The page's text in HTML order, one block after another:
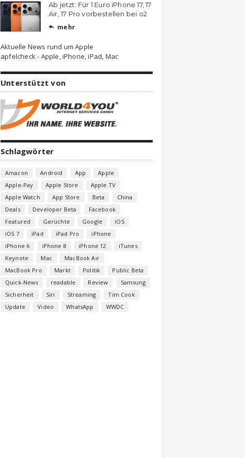
Ab jetzt: Für 1 Euro iPhone 17, 17
Air, 17 Pro vorbestellen bei o2
 mehr
Aktuelle News rund um Apple
apfelcheck - Apple, iPhone, iPad, Mac
Unterstützt von
Schlagwörter
Amazon Android App
Apple
Apple-Pay
Apple Store
Apple TV
Apple Watch
App Store Beta
China
Deals
Developer Beta
Facebook
Featured
Gerüchte Google
iOS
iOS 7
iPad iPad Pro
iPhone
iPhone 6
iPhone 8 iPhone 12
iTunes
Keynote
Mac
MacBook Air
MacBook Pro
Markt Politik
Public Beta
Quick-News
readable Review
Samsung
Sicherheit
Siri Streaming
Tim Cook
Update
Video WhatsApp WWDC